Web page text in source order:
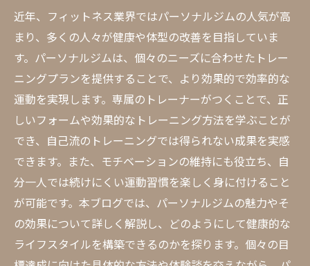
近年、フィットネス業界ではパーソナルジムの人気が高
まり、多くの人々が健康や体型の改善を目指していま
す。パーソナルジムは、個々のニーズに合わせたトレー
ニングプランを提供することで、より効果的で効率的な
運動を実現します。専属のトレーナーがつくことで、正
しいフォームや効果的なトレーニング方法を学ぶことが
でき、自己流のトレーニングでは得られない成果を実感
できます。また、モチベーションの維持にも役立ち、自
分一人では続けにくい運動習慣を楽しく身に付けること
が可能です。本ブログでは、パーソナルジムの魅力やそ
の効果について詳しく解説し、どのようにして健康的な
ライフスタイルを構築できるのかを探ります。個々の目